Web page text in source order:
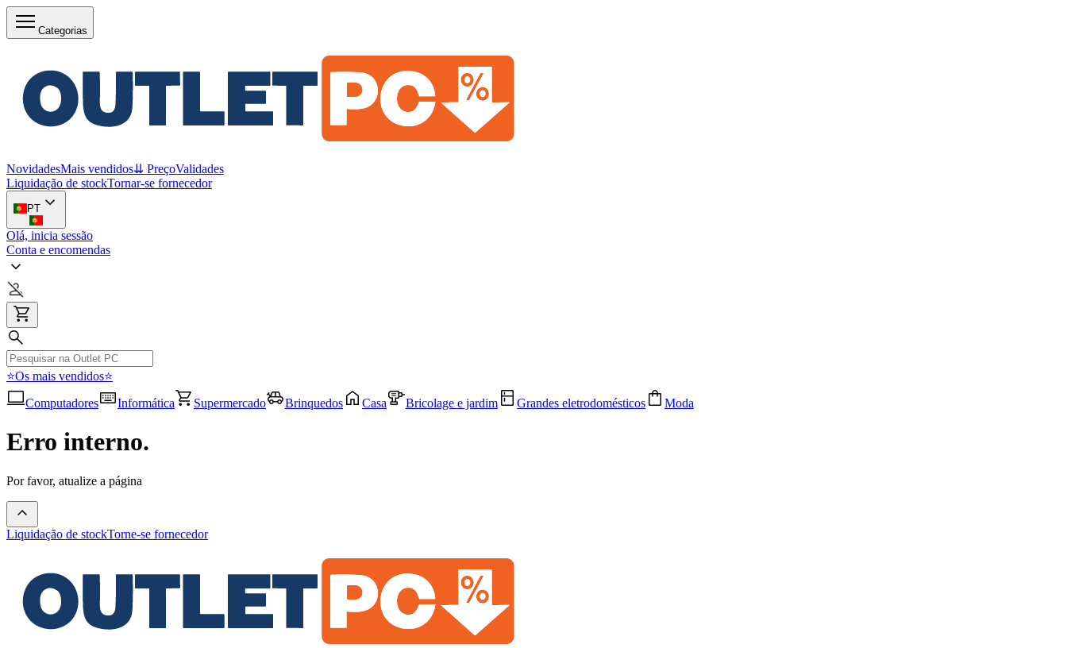
Categorias
NovidadesMais vendidos⇊ PreçoValidades
Liquidação de stockTornar-se fornecedor
PT
Olá, inicia sessão
Conta e encomendas
⭐Os mais vendidos⭐
Computadores
Informática Supermercado Brinquedos Casa Bricolage e jardim Grandes eletrodomésticos Moda
Erro interno.
Por favor, atualize a página
Liquidação de stockTorne-se fornecedor